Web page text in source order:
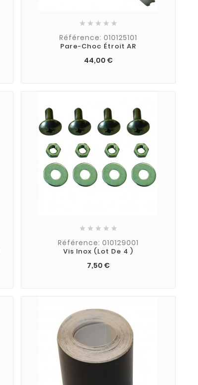
    
Référence: 010125101
Pare-Choc Étroit AR
44,00 €
    
Référence: 010129001
Vis Inox (lot De 4 )
7,50 €